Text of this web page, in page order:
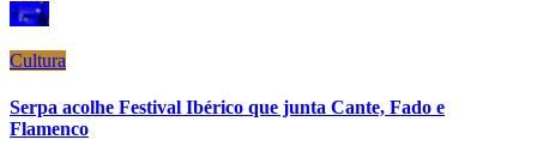
Cultura
Serpa acolhe Festival Ibérico que junta Cante, Fado e
Flamenco